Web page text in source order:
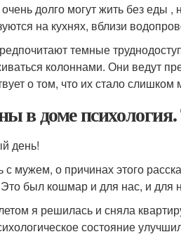
долго могут жить без еды
на кухнях, вблизи
темные
колоннами. Они ведут
о том, что их стало слишком
в доме
день!
с мужем, о причинах этого
Это был кошмар и для нас, и для
я решилась и сняла
состояние